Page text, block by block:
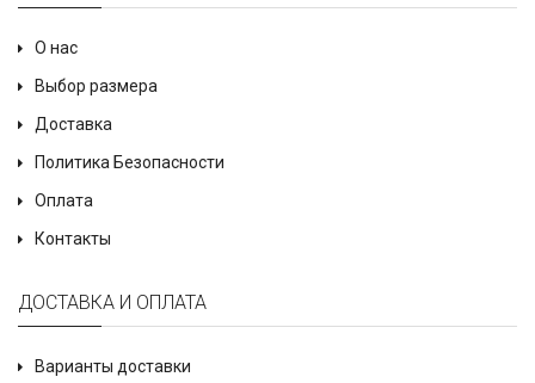
О нас
Выбор размера
Доставка
Политика Безопасности
Оплата
Контакты
ДОСТАВКА И ОПЛАТА
Варианты доставки